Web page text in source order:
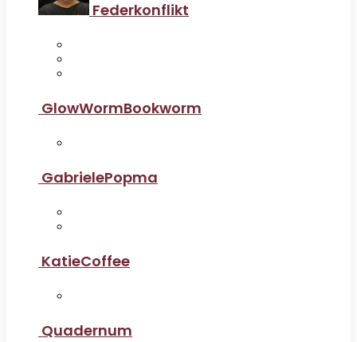
Federkonflikt
GlowWormBookworm
GabrielePopma
KatieCoffee
Quadernum